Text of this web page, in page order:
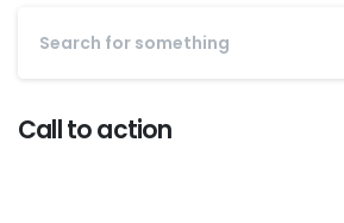
Call to action